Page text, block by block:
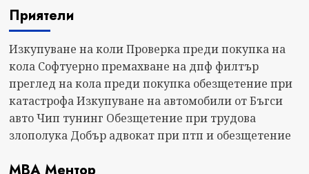
Приятели
Изкупуване на коли Проверка преди покупка на
кола Софтуерно премахване на дпф филтър
преглед на кола преди покупка обезщетение при
катастрофа Изкупуване на автомобили от Бъгси
авто Чип тунинг Обезщетение при трудова
злополука Добър адвокат при птп и обезщетение
МВА Ментор